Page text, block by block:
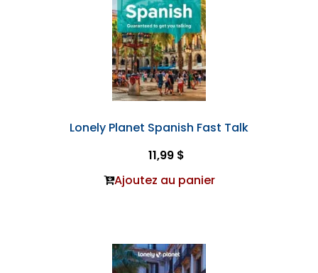
Lonely Planet Spanish Fast Talk
11,99 $
Ajoutez au panier